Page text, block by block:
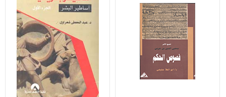
حقائب
حلي
عناية
صابون
حدود
عن
فيديوهات
حسابك